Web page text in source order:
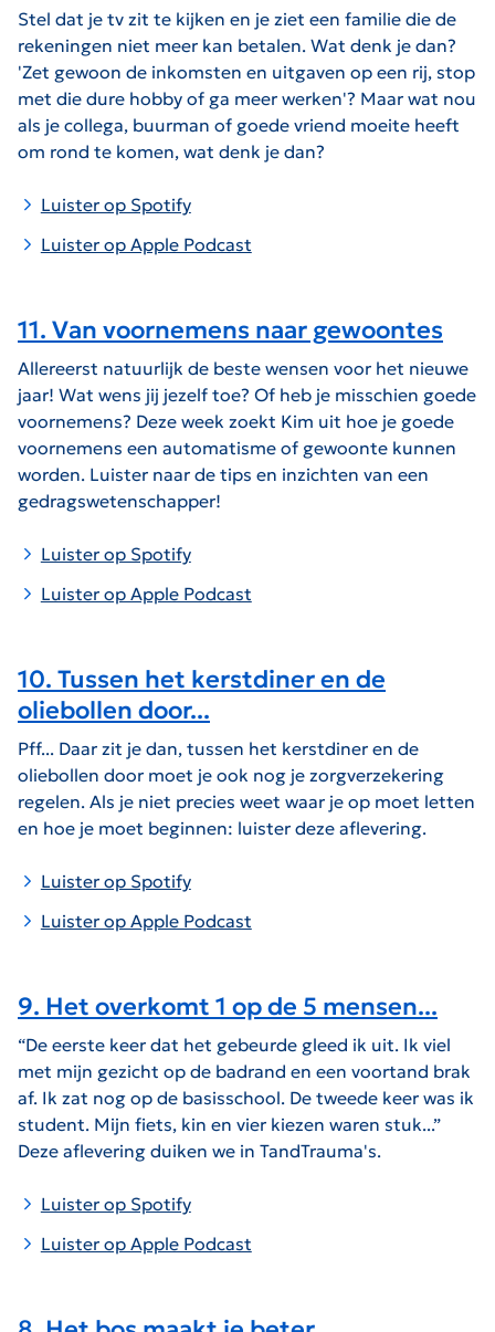
Stel dat je tv zit te kijken en je ziet een familie die de
rekeningen niet meer kan betalen. Wat denk je dan?
'Zet gewoon de inkomsten en uitgaven op een rij, stop
met die dure hobby of ga meer werken'? Maar wat nou
als je collega, buurman of goede vriend moeite heeft
om rond te komen, wat denk je dan?
Luister op Spotify
Luister op Apple Podcast
11. Van voornemens naar gewoontes
Allereerst natuurlijk de beste wensen voor het nieuwe
jaar! Wat wens jij jezelf toe? Of heb je misschien goede
voornemens? Deze week zoekt Kim uit hoe je goede
voornemens een automatisme of gewoonte kunnen
worden. Luister naar de tips en inzichten van een
gedragswetenschapper!
Luister op Spotify
Luister op Apple Podcast
10. Tussen het kerstdiner en de
oliebollen door...
Pff... Daar zit je dan, tussen het kerstdiner en de
oliebollen door moet je ook nog je zorgverzekering
regelen. Als je niet precies weet waar je op moet letten
en hoe je moet beginnen: luister deze aflevering.
Luister op Spotify
Luister op Apple Podcast
9. Het overkomt 1 op de 5 mensen...
“De eerste keer dat het gebeurde gleed ik uit. Ik viel
met mijn gezicht op de badrand en een voortand brak
af. Ik zat nog op de basisschool. De tweede keer was ik
student. Mijn fiets, kin en vier kiezen waren stuk...”
Deze aflevering duiken we in TandTrauma's.
Luister op Spotify
Luister op Apple Podcast